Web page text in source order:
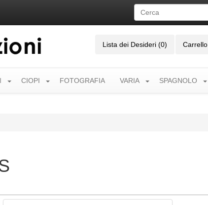
Lista dei Desideri (0) Carrello
CIOPI FOTOGRAFIA VARIA SPAGNOLO